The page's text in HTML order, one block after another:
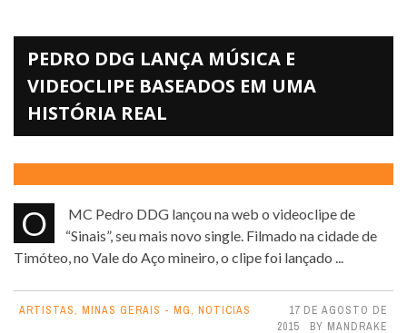
PEDRO DDG LANÇA MÚSICA E
VIDEOCLIPE BASEADOS EM UMA
HISTÓRIA REAL
O MC Pedro DDG lançou na web o videoclipe de
“Sinais”, seu mais novo single. Filmado na cidade de
Timóteo, no Vale do Aço mineiro, o clipe foi lançado ...
ARTISTAS, MINAS GERAIS - MG, NOTICIAS
17 DE AGOSTO DE
2015
BY MANDRAKE